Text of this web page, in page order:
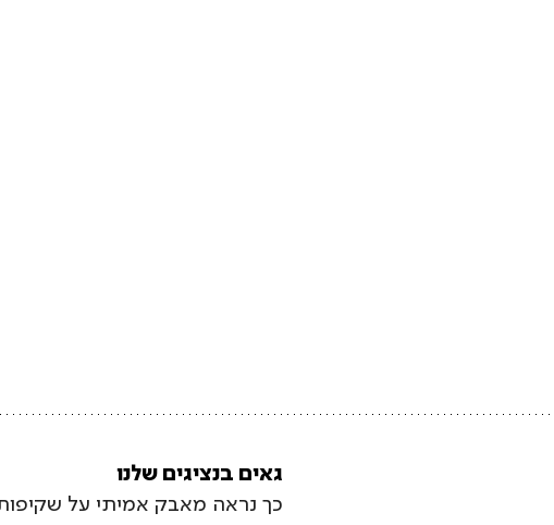
גאים בנציגים שלנו
כך נראה מאבק אמיתי על